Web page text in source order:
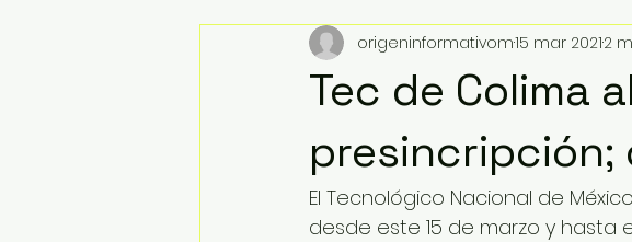
Logística y Puertos Deportes
Tec de Colima
presincripción;
origeninformativom15 mar 20212
El Tecnológico Nacional de
desde este 15 de marzo y hasta